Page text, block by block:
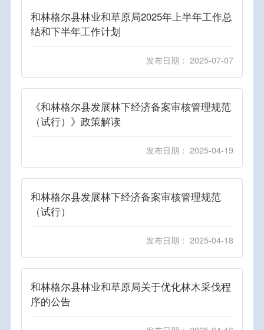
和林格尔县林业和草原局2025年上半年工作总
结和下半年工作计划
发布日期： 2025-07-07
《和林格尔县发展林下经济备案审核管理规范
（试行）》政策解读
发布日期： 2025-04-19
和林格尔县发展林下经济备案审核管理规范
（试行）
发布日期： 2025-04-18
和林格尔县林业和草原局关于优化林木采伐程
序的公告